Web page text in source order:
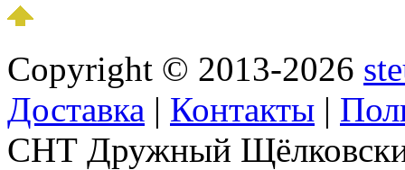
Copyright © 2013-2026
Доставка | Контакты |
СНТ Дружный